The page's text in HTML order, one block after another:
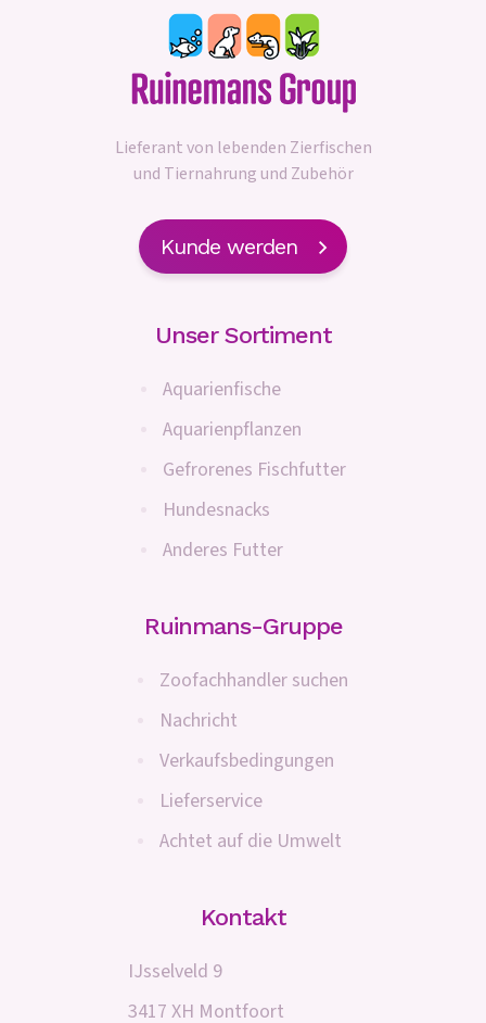
Lieferant von lebenden Zierfischen
und Tiernahrung und Zubehör
Kunde werden
Unser Sortiment
Aquarienfische
Aquarienpflanzen
Gefrorenes Fischfutter
Hundesnacks
Anderes Futter
Ruinmans-Gruppe
Zoofachhandler suchen
Nachricht
Verkaufsbedingungen
Lieferservice
Achtet auf die Umwelt
Kontakt
IJsselveld 9
3417 XH Montfoort